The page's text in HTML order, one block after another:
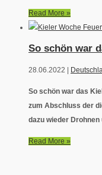
Read More »
So schön war
28.06.2022 |
So schön war das
zum Abschluss der
dazu wieder
Read More »